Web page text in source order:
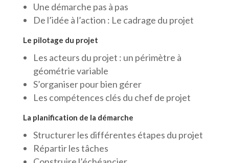
Une démarche pas à pas
De l’idée à l’action : Le cadrage du projet
Le pilotage du projet
Les acteurs du projet : un périmètre à
géométrie variable
S’organiser pour bien gérer
Les compétences clés du chef de projet
La planification de la démarche
Structurer les différentes étapes du projet
Répartir les tâches